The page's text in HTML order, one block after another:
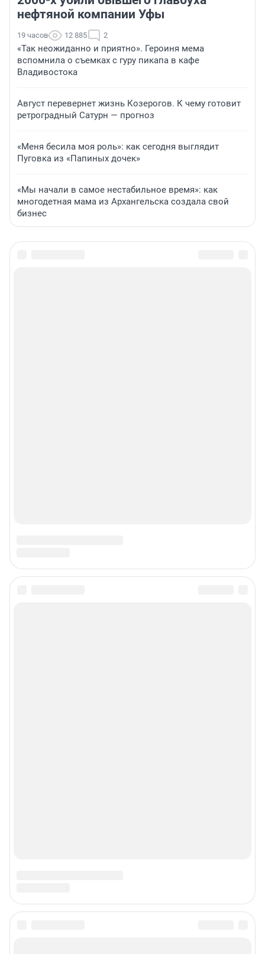
нефтяной компании Уфы
19 часов 12 885 2
«Так неожиданно и приятно». Героиня мема
вспомнила о съемках с гуру пикапа в кафе
Владивостока
Август перевернет жизнь Козерогов. К чему готовит
ретроградный Сатурн — прогноз
«Меня бесила моя роль»: как сегодня выглядит
Пуговка из «Папиных дочек»
«Мы начали в самое нестабильное время»: как
многодетная мама из Архангельска создала свой
бизнес